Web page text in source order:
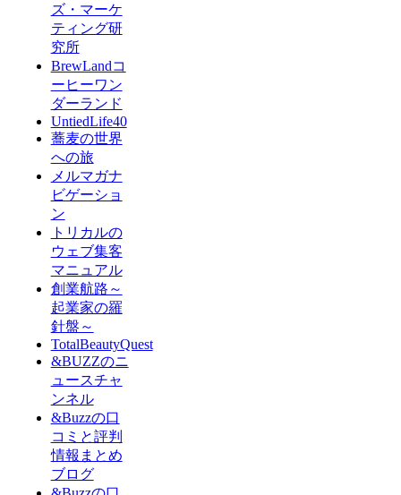
ズ・マーケ
ティング研
究所
BrewLandコ
ーヒーワン
ダーランド
UntiedLife40
蕎麦の世界
への旅
メルマガナ
ビゲーショ
ン
トリカルの
ウェブ集客
マニュアル
創業航路～
起業家の羅
針盤～
TotalBeautyQuest
&BUZZのニ
ュースチャ
ンネル
&Buzzの口
コミと評判
情報まとめ
ブログ